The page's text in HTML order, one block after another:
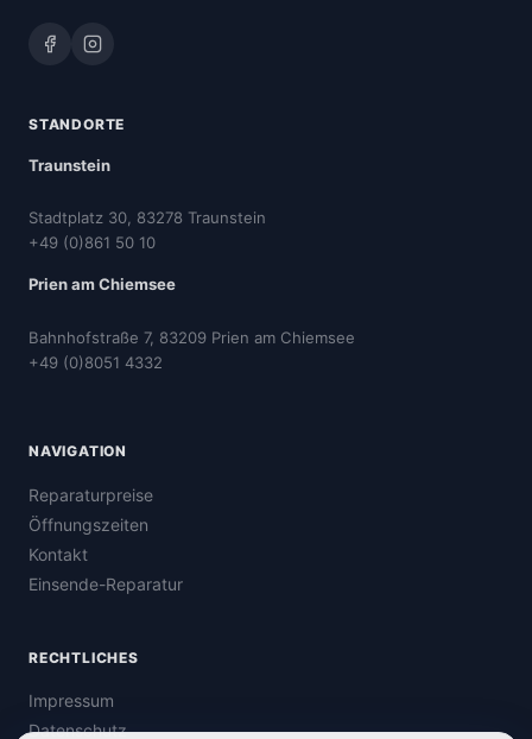
STANDORTE
Traunstein
Stadtplatz 30, 83278 Traunstein
+49 (0)861 50 10
Prien am Chiemsee
Bahnhofstraße 7, 83209 Prien am Chiemsee
+49 (0)8051 4332
NAVIGATION
Reparaturpreise
Öffnungszeiten
Kontakt
Einsende-Reparatur
RECHTLICHES
Impressum
Datenschutz